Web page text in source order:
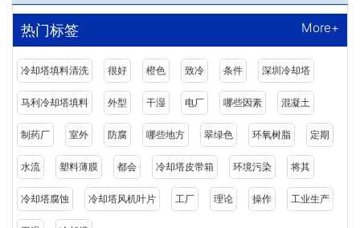
热门标签 More+
冷却塔填料清洗 很好 橙色 致冷 条件 深圳冷却塔
马利冷却塔填料 外型 干湿 电厂 哪些因素 混凝土
制药厂 室外 防腐 哪些地方 翠绿色 环氧树脂 定期
水流 塑料薄膜 都会 冷却塔皮带箱 环境污染 将其
冷却塔腐蚀 冷却塔风机叶片 工厂 理论 操作 工业生产